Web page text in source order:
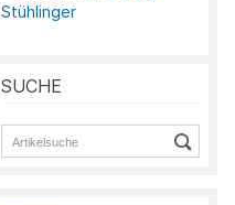
Stühlinger
SUCHE